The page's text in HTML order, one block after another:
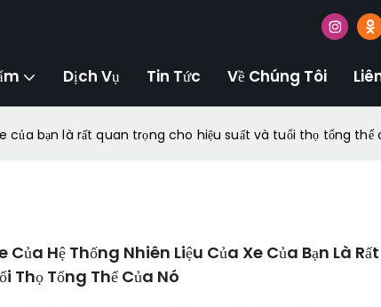
Dịch Vụ Tin Tức Về Chúng Tôi
của bạn là rất quan trọng cho hiệu suất và tuổi thọ tổng thể
Của Hệ Thống Nhiên Liệu Của Xe Của Bạn Là
Thọ Tổng Thể Của Nó